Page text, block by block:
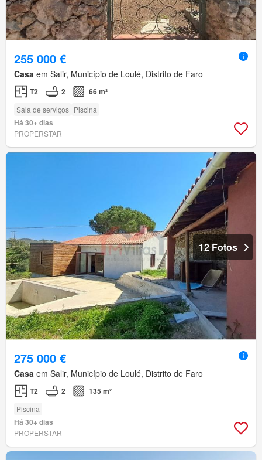
255 000 €
Casa em Salir, Município de Loulé, Distrito de Faro
T2 2 66 m²
Sala de serviços Piscina
Há 30+ dias
PROPERSTAR
12 Fotos
275 000 €
Casa em Salir, Município de Loulé, Distrito de Faro
T2 2 135 m²
Piscina
Há 30+ dias
PROPERSTAR